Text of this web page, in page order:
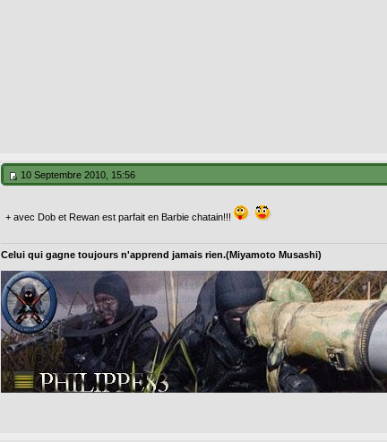
10 Septembre 2010, 15:56
+ avec Dob et Rewan est parfait en Barbie chatain!!!
Celui qui gagne toujours n'apprend jamais rien.(Miyamoto Musashi)